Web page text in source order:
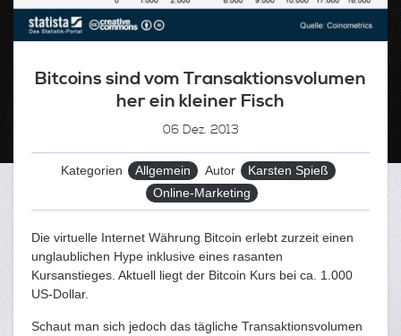
Bitcoins sind vom Transaktionsvolumen
her ein kleiner Fisch
06 Dez. 2013
Kategorien Allgemein Autor
Karsten Spieß
Tags
Online-Marketing
Die virtuelle Internet Währung Bitcoin erlebt zurzeit einen
unglaublichen Hype inklusive eines rasanten
Kursanstieges. Aktuell liegt der Bitcoin Kurs bei ca. 1.000
US-Dollar.
Schaut man sich jedoch das tägliche Transaktionsvolumen